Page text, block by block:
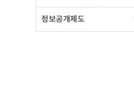
정보공개제도